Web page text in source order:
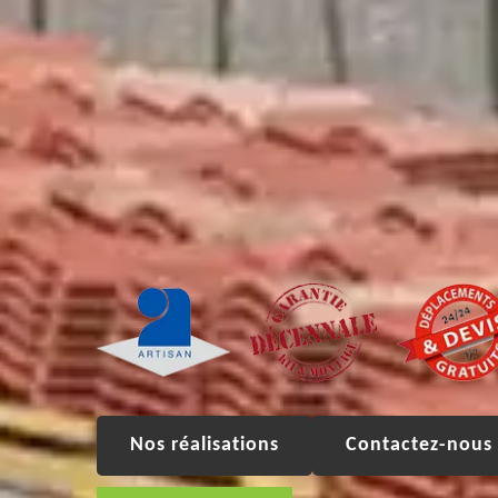
Nos réalisations Contactez-nous